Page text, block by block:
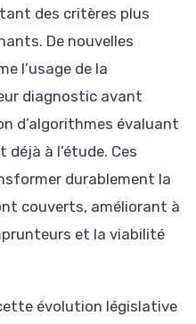
des critères plus
De nouvelles
l’usage de la
diagnostic avant
d’algorithmes évaluant
à l’étude. Ces
durablement la
couverts, améliorant à
et la viabilité
évolution législative